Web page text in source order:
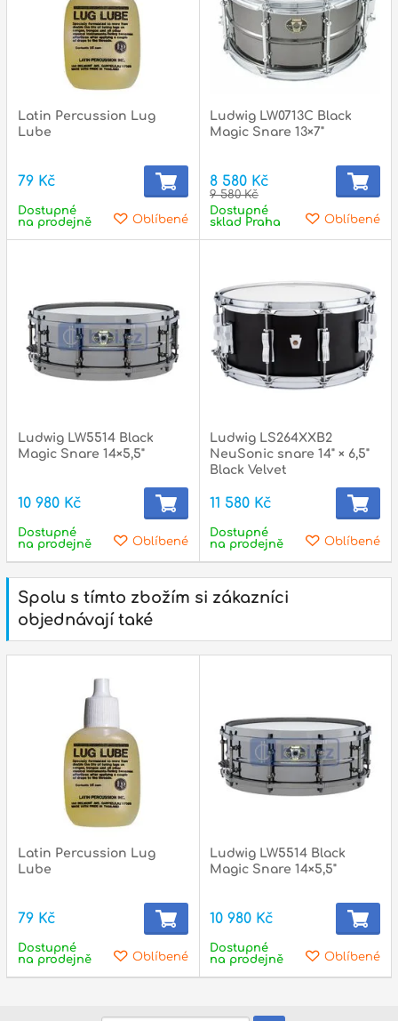
Latin Percussion Lug
Lube
79 Kč
Oblíbené
Dostupné
na prodejně
Ludwig LW0713C Black
Magic Snare 13×7"
8 580 Kč
9 580 Kč
Oblíbené
Dostupné
sklad Praha
Ludwig LW5514 Black
Magic Snare 14×5,5"
10 980 Kč
Oblíbené
Dostupné
na prodejně
Ludwig LS264XXB2
NeuSonic snare 14" × 6,5"
Black Velvet
11 580 Kč
Oblíbené
Dostupné
na prodejně
Spolu s tímto zbožím si zákazníci
objednávají také
Latin Percussion Lug
Lube
79 Kč
Oblíbené
Dostupné
na prodejně
Ludwig LW5514 Black
Magic Snare 14×5,5"
10 980 Kč
Oblíbené
Dostupné
na prodejně